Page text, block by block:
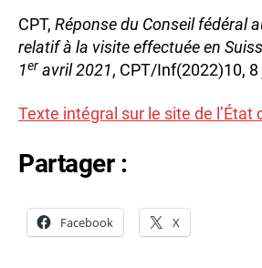
CPT, Réponse du Conseil fédéral
relatif à la visite effectuée en
1er avril 2021, CPT/Inf(2022)10,
Texte intégral sur le site de l’État
Partager :
Facebook X
m